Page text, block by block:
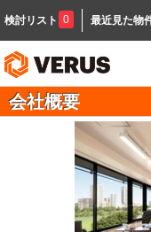
検討リスト 0 最近見た物
会社概要